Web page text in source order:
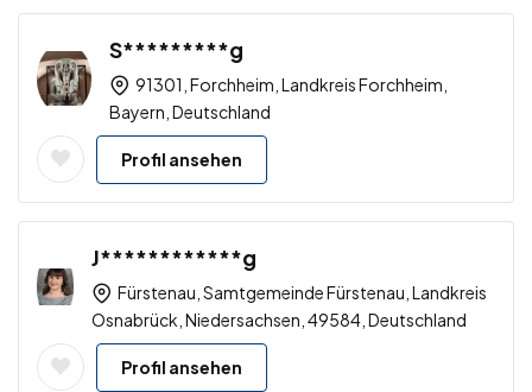
S*********g
91301, Forchheim, Landkreis Forchheim,
Bayern, Deutschland
Profil ansehen
J************g
Fürstenau, Samtgemeinde Fürstenau, Landkreis
Osnabrück, Niedersachsen, 49584, Deutschland
Profil ansehen